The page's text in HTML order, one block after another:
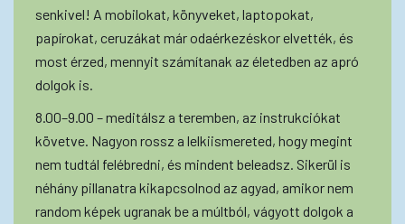
senkivel! A mobilokat, könyveket, laptopokat,
papírokat, ceruzákat már odaérkezéskor elvették, és
most érzed, mennyit számítanak az életedben az apró
dolgok is.
8.00–9.00 – meditálsz a teremben, az instrukciókat
követve. Nagyon rossz a lelkiismereted, hogy megint
nem tudtál felébredni, és mindent beleadsz. Sikerül is
néhány pillanatra kikapcsolnod az agyad, amikor nem
random képek ugranak be a múltból, vágyott dolgok a